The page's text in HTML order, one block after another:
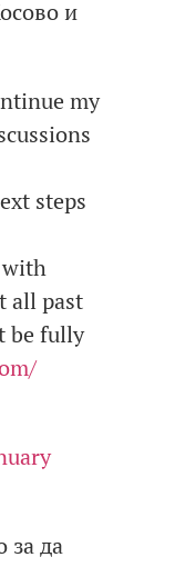
и
my
steps
all past
be fully
за да